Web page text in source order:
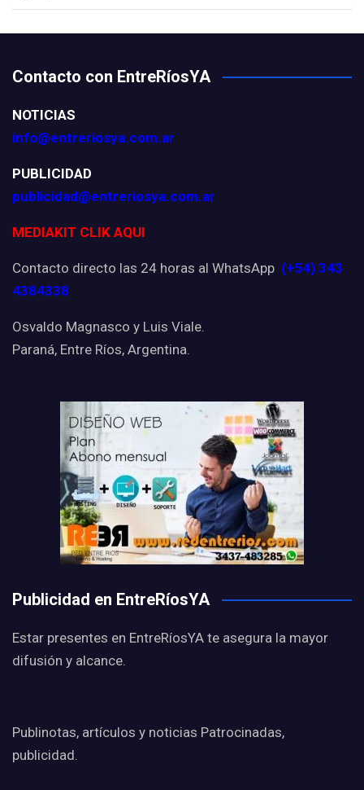
Contacto con EntreRíosYA
NOTICIAS
info@entreriosya.com.ar
PUBLICIDAD
publicidad@entreriosya.com.ar
MEDIAKIT CLIK AQUI
Contacto directo las 24 horas al WhatsApp (+54) 343
4384338
Osvaldo Magnasco y Luis Viale.
Paraná, Entre Ríos, Argentina.
Publicidad en EntreRíosYA
Estar presentes en EntreRíosYA te asegura la mayor
difusión y alcance.
Publinotas, artículos y noticias Patrocinadas,
publicidad.